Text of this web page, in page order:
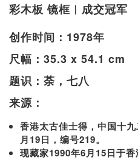
彩木板 镜框︱成交冠军
创作时间：1978年
尺幅：35.3 x 54.1 cm
题识：荼，七八
来源：
香港太古佳士得，中国十
月19日，编号219。
现藏家1990年6月15日于香